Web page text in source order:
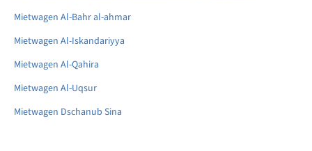
Mietwagen Al-Bahr al-ahmar
Mietwagen Al-Iskandariyya
Mietwagen Al-Qahira
Mietwagen Al-Uqsur
Mietwagen Dschanub Sina